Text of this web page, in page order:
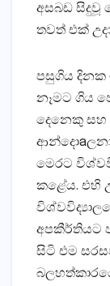
අසබඩ සිදුවූ
තවත් එක්‌
පසුගිය දිනක
නෑමට ගිය
දෙනෙකු සහ
මෙරට
කළේය. එහි
අපකීර්තියට
සිටි එම